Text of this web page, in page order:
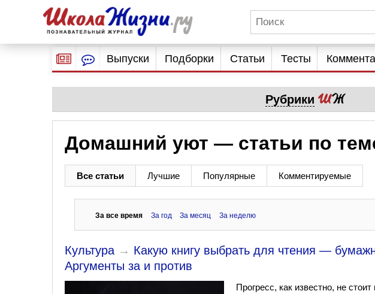
Выпуски Подборки Статьи Тесты
Рубрики
Домашний уют — статьи по
Все статьи Лучшие Популярные Комментируемые
За все время За год За месяц За неделю
Культура → Какую книгу выбрать для чтения —
Аргументы за и против
Прогресс, как известно, не